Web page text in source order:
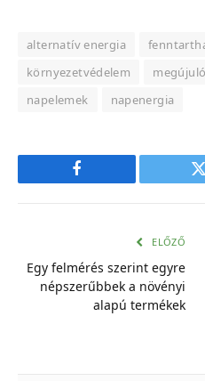
alternatív energia
környezetvédelem
napelemek
napenergia
Facebook
ELŐZŐ
Egy felmérés szerint egyre
népszerűbbek a növényi
alapú termékek